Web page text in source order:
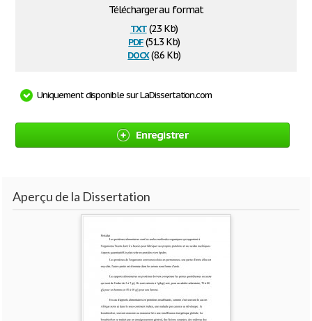
Télécharger au format
txt(2.3 Kb)
pdf(51.3 Kb)
docx(8.6 Kb)
Uniquement disponible sur LaDissertation.com
Enregistrer
Aperçu de la Dissertation